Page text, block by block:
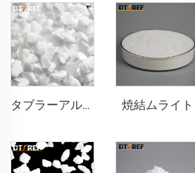
タブラーアルミナ 焼結ムライト